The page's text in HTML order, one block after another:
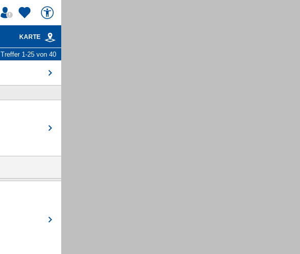
KARTE
Treffer 1-25 von 40